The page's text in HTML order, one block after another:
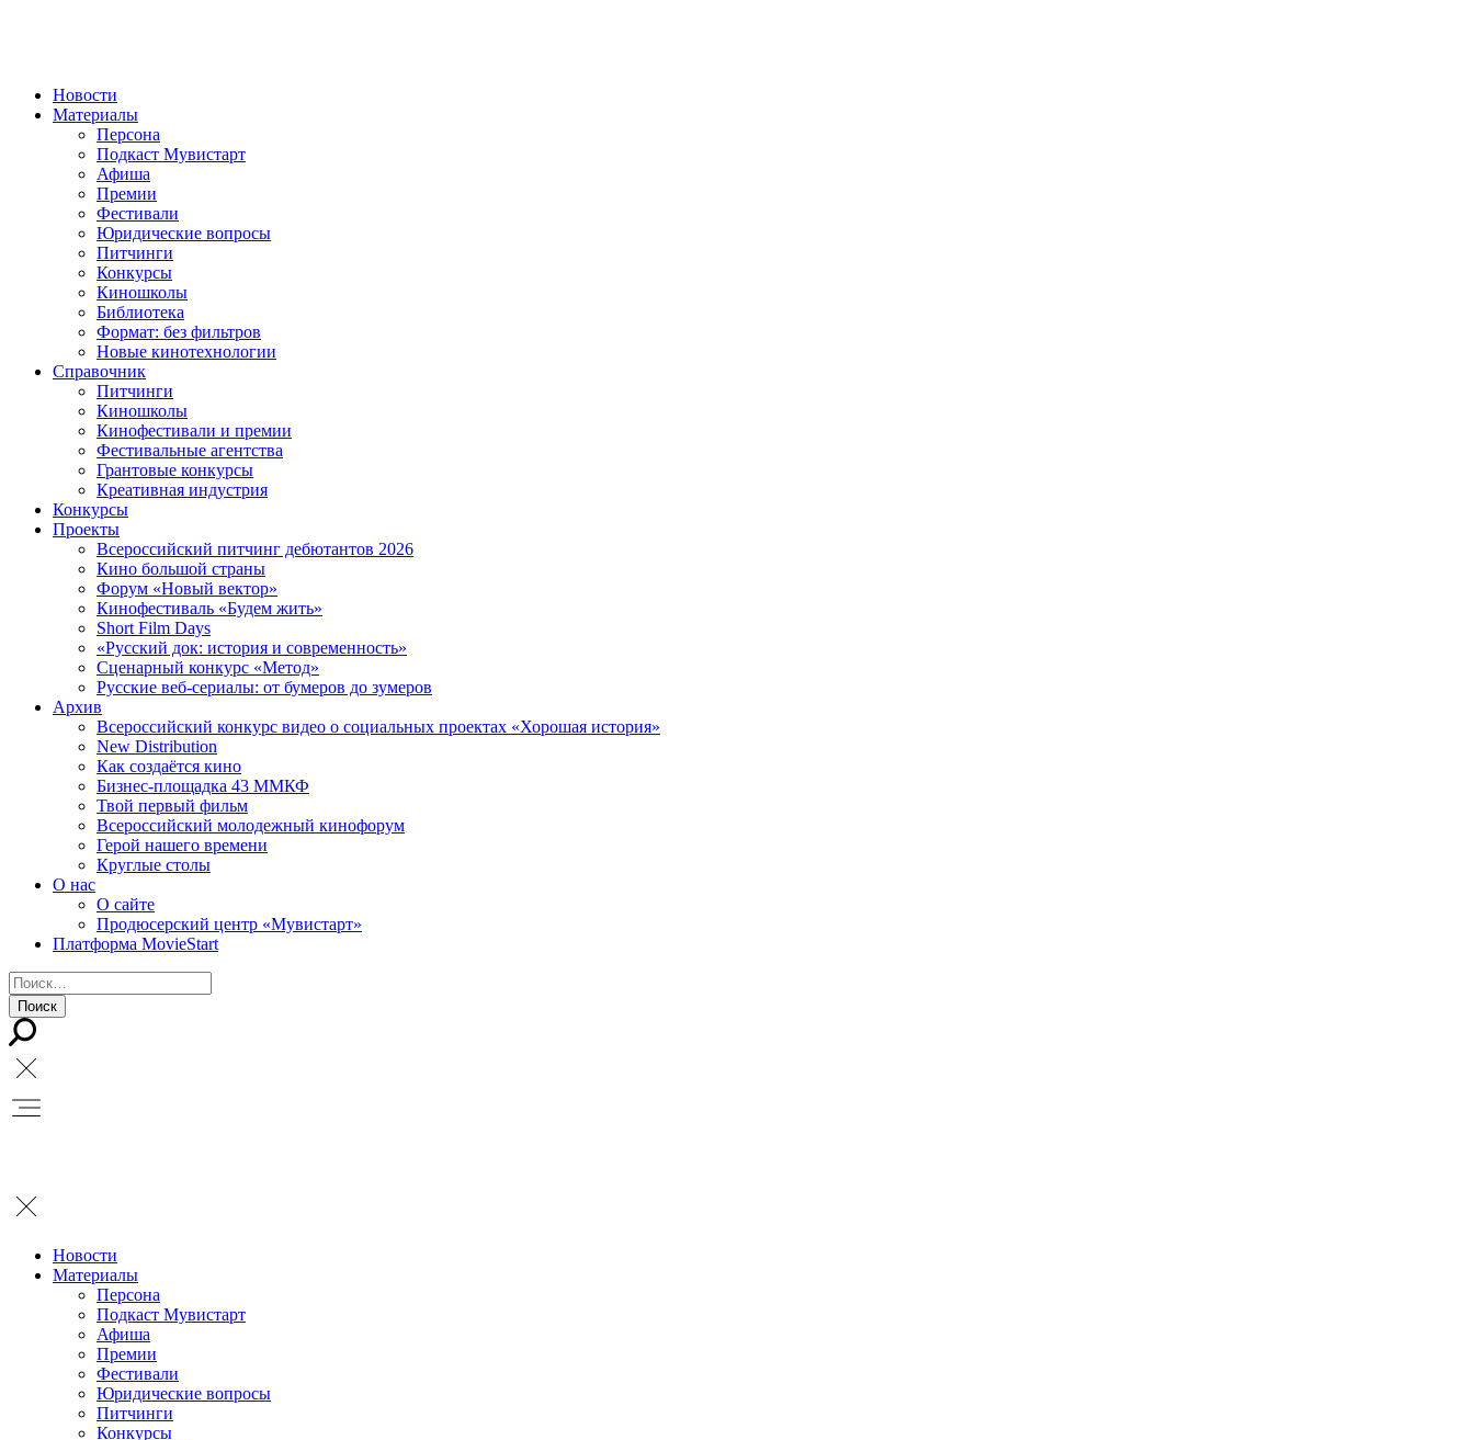
Новости
Материалы
Персона
Подкаст Мувистарт
Афиша
Премии
Фестивали
Юридические вопросы
Питчинги
Конкурсы
Киношколы
Библиотека
Формат: без фильтров
Новые кинотехнологии
Справочник
Питчинги
Киношколы
Кинофестивали и премии
Фестивальные агентства
Грантовые конкурсы
Креативная индустрия
Конкурсы
Проекты
Всероссийский питчинг дебютантов 2026
Кино большой страны
Форум «Новый вектор»
Кинофестиваль «Будем жить»
Short Film Days
«Русский док: история и современность»
Сценарный конкурс «Метод»
Русские веб-сериалы: от бумеров до зумеров
Архив
Всероссийский конкурс видео о социальных проектах «Хорошая история»
New Distribution
Как создаётся кино
Бизнес-площадка 43 ММКФ
Твой первый фильм
Всероссийский молодежный кинофорум
Герой нашего времени
Круглые столы
О нас
О сайте
Продюсерский центр «Мувистарт»
Платформа MovieStart
Новости
Материалы
Персона
Подкаст Мувистарт
Афиша
Премии
Фестивали
Юридические вопросы
Питчинги
Конкурсы